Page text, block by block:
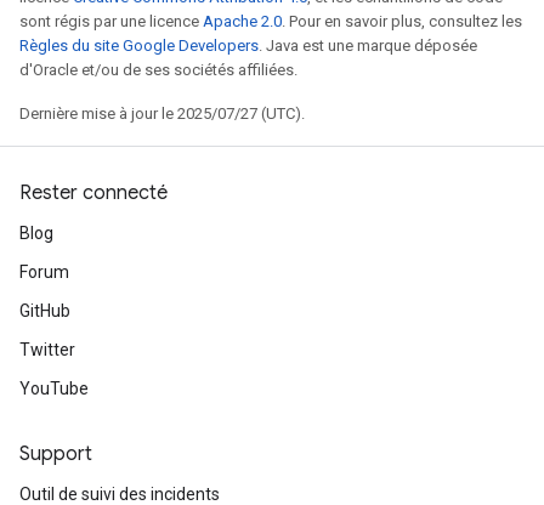
sont régis par une licence Apache 2.0. Pour en savoir plus, consultez les
Règles du site Google Developers. Java est une marque déposée
d'Oracle et/ou de ses sociétés affiliées.
Dernière mise à jour le 2025/07/27 (UTC).
Rester connecté
Blog
Forum
GitHub
Twitter
YouTube
Support
Outil de suivi des incidents